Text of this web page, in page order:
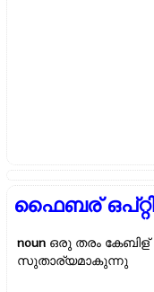
ഫൈബര്
noun ഒരു തരം കേബിള്
സുതാര്യമാകുന്നു